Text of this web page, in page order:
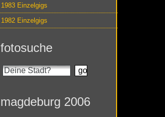
1983 Einzelgigs
1982 Einzelgigs
fotosuche
magdeburg 2006